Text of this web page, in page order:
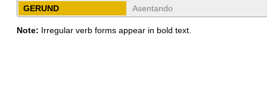
GERUND
Asentando
Note: Irregular verb forms appear in bold text.